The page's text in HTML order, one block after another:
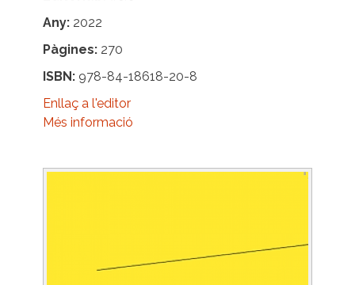
Any 2022
Pàgines 270
ISBN
978-84-18618-20-8
Enllaç a l'editor
Més informació
Image